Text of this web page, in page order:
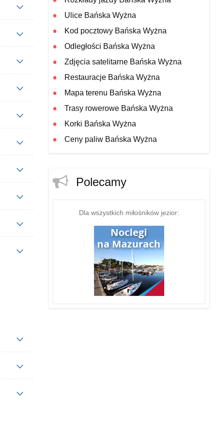
Ulice Bańska Wyżna
Kod pocztowy Bańska Wyżna
Odległości Bańska Wyżna
Zdjęcia satelitarne Bańska Wyżna
Restauracje Bańska Wyżna
Mapa terenu Bańska Wyżna
Trasy rowerowe Bańska Wyżna
Korki Bańska Wyżna
Ceny paliw Bańska Wyżna
Polecamy
Dla wszystkich miłośników jezior: